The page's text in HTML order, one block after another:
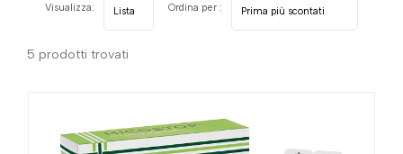
5 prodotti trovati
Visualizza: Ordina per :